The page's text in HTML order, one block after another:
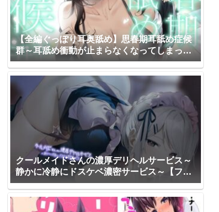
【全編ぐっぽり耳奥舐め】思春期耳舐め症候
群～耳舐め衝動が止まらなくなってしまった
気だるげダウナーと毎日ねっとり耳舐め性交
クールメイドさんの濃厚デリヘルサービス～
静かに冷静にドスケベ濃密サービス～【フォ
ーリーサウンド】 テグラユウキ / 柚木つばめ